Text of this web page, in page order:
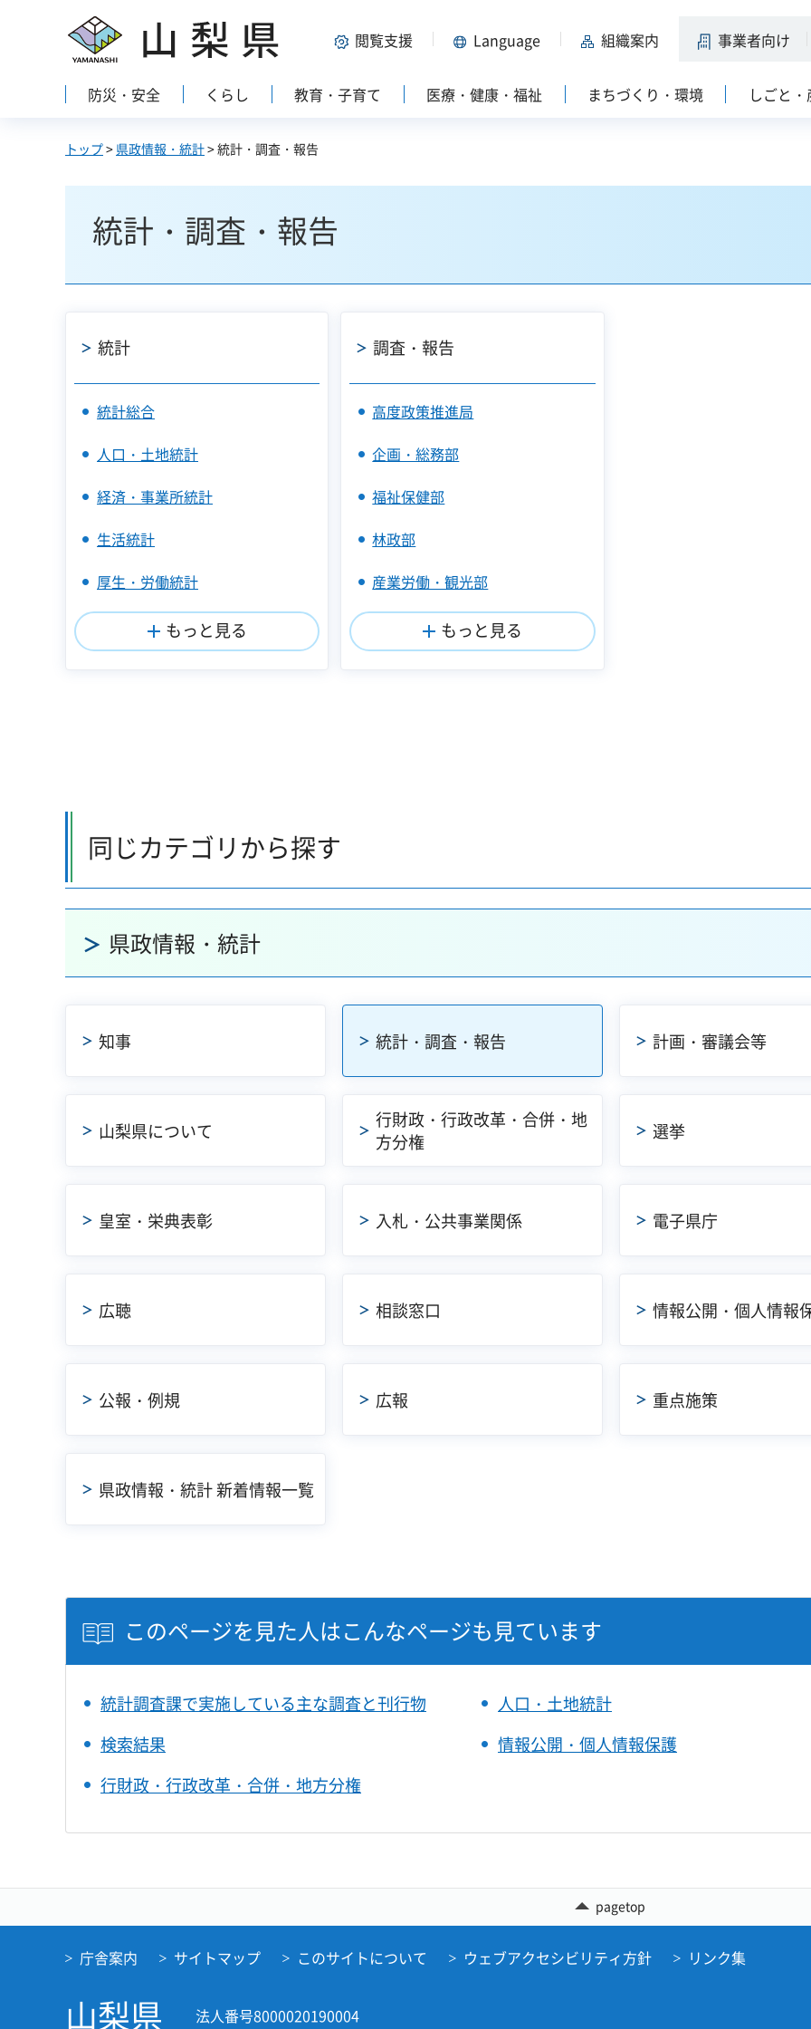
山梨県 閲覧支援 Language 組織案内 事業者向け
防災・安全 くらし 教育・子育て 医療・健康・福祉 まちづくり・環境 しごと
トップ> 県政情報・統計> 統計・調査・報告
統計・調査・報告
統計
統計総合
人口・土地統計
経済・事業所統計
生活統計
厚生・労働統計
もっと見る
調査・報告
高度政策推進局
企画・総務部
福祉保健部
林政部
産業労働・観光部
もっと見る
同じカテゴリから探す
県政情報・統計
知事 統計・調査・報告 計画・審議会等
山梨県について
行財政・行政改革・合併・地
方分権
選挙
皇室・栄典表彰 入札・公共事業関係 電子県庁
広聴 相談窓口 情報公開・個人情報
公報・例規 広報 重点施策
県政情報・統計 新着情報一覧
このページを見た人はこんなページも見ています
統計調査課で実施している主な調査と刊行物
人口・土地統計
検索結果
情報公開・個人情報保護
行財政・行政改革・合併・地方分権
pagetop
庁舎案内 サイトマップ このサイトについて ウェブアクセシビリティ方針 リンク集
山梨県 法人番号8000020190004